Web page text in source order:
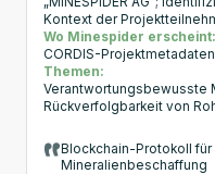
Kontext der
Wo Minespider erscheint:
CORDIS-Projektmetadaten
Themen:
Verantwortungsbewusste
Rückverfolgbarkeit von
Blockchain-Protokoll
Mineralienbeschaffung